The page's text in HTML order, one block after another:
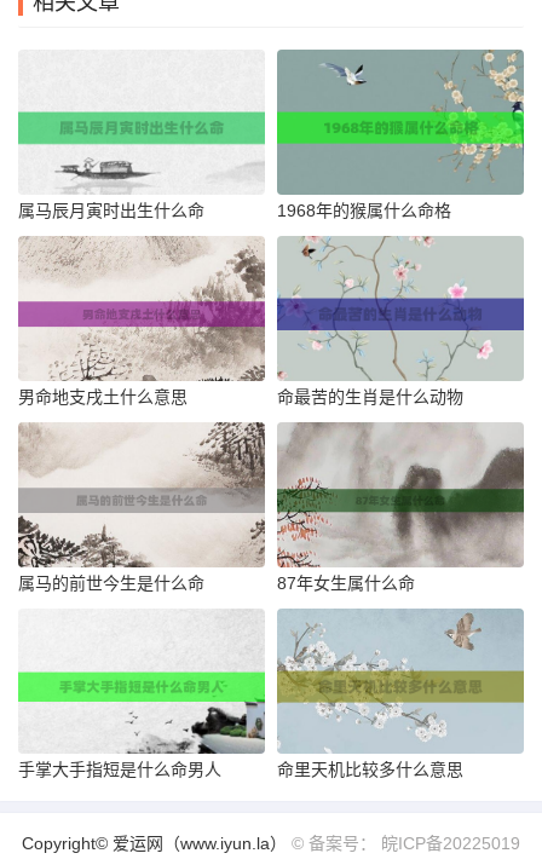
属马辰月寅时出生什么命 1968年的猴属什么命格
男命地支戌土什么意思 命最苦的生肖是什么动物
属马的前世今生是什么命 87年女生属什么命
手掌大手指短是什么命男人 命里天机比较多什么意思
Copyright© 爱运网（www.iyun.la） © 备案号： 皖ICP备20225019